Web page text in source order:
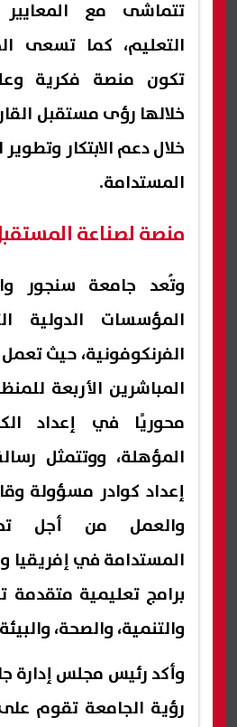
تتماشى مع
التعليم، كما تسعى
تكون منصة فكرية
خلالها رؤى مستقبل
خلال دعم الابتكار
المستدامة.
منصة لصناعة
وتُعد جامعة سنجور
المؤسسات الدولية
الفرنكوفونية، حيث
المباشرين الأربعة
محوريًا في إعداد
المؤهلة، ووتتمثل
إعداد كوادر مسؤولة
والعمل من أجل
المستدامة في إفريقيا
برامج تعليمية متقدمة
والتنمية، والصحة،
وأكد رئيس مجلس إدارة
رؤية الجامعة تقوم